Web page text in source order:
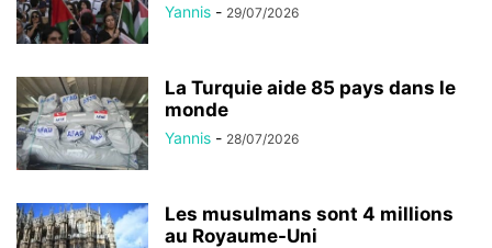
Yannis - 29/07/2026
La Turquie aide 85 pays dans le
monde
Yannis - 28/07/2026
Les musulmans sont 4 millions
au Royaume-Uni